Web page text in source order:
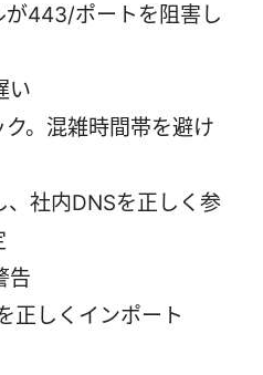
が443/ポートを阻害し
い
。混雑時間帯を避け
、社内DNSを正しく参
告
正しくインポート